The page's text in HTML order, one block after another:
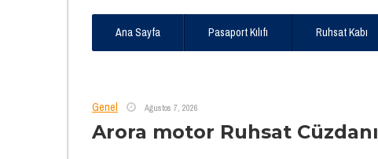
Ana Sayfa Pasaport Kılıfı Ruhsat Kabı
Genel Ağustos 7, 2026
Arora motor Ruhsat Cüzdanı